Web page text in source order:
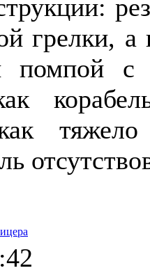
грелки, а
помпой